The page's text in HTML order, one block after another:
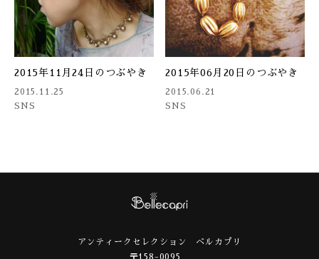
2015年11月24日のつぶやき
2015.11.25
SNS
2015年06月20日のつぶやき
2015.06.21
SNS
アンティークセレクション ベルカプリ
〒158-0095